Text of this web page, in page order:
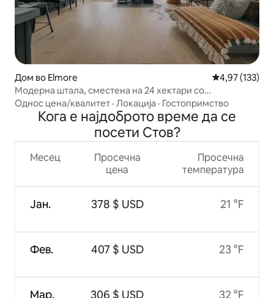
Дом во Elmore Просечна
4,97 (133)
Модерна штала, сместена на 24 хектари со
неверојатни погледи
Однос цена/квалитет · Локација · Гостопримство
Кога е најдоброто време да се
посети Стов?
Месец
Јан.
Фев.
Мар.
Просечна
цена
378 $ USD
407 $ USD
306 $ USD
Просечна
температура
21 °F
23 °F
32 °F